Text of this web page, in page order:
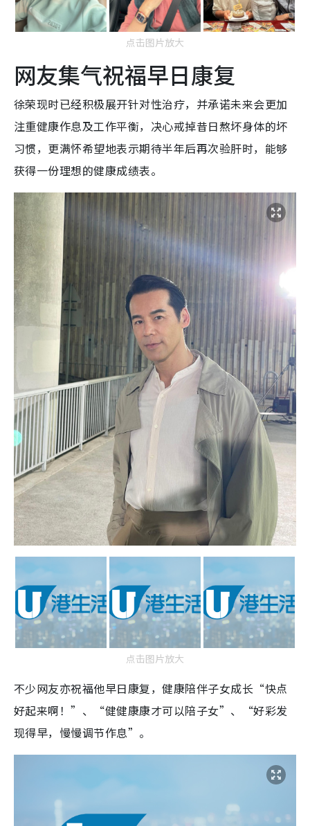
点击图片放大
网友集气祝福早日康复
徐荣现时已经积极展开针对性治疗，并承诺未来会更加
注重健康作息及工作平衡，决心戒掉昔日熬坏身体的坏
习惯，更满怀希望地表示期待半年后再次验肝时，能够
获得一份理想的健康成绩表。
点击图片放大
不少网友亦祝福他早日康复，健康陪伴子女成长“快点
好起来啊！”、“健健康康才可以陪子女”、“好彩发
现得早，慢慢调节作息”。